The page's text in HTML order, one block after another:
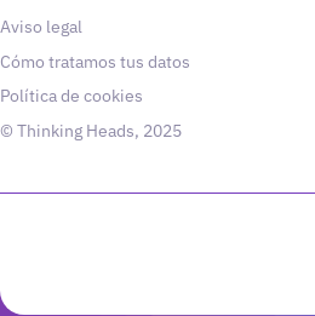
Aviso legal
Cómo tratamos tus datos
Política de cookies
© Thinking Heads, 2025